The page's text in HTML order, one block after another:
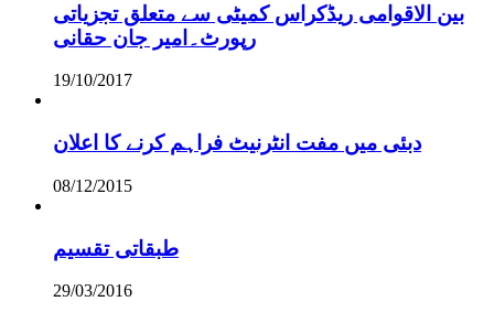
بین الاقوامی ریڈکراس کمیٹی سے متعلق تجزیاتی
رپورٹ۔امیر جان حقانی
19/10/2017
دبئی میں مفت انٹرنیٹ فراہم کرنے کا اعلان
08/12/2015
طبقاتی تقسیم
29/03/2016